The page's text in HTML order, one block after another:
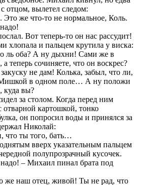
отцом, вылетел следом:
Это же что-то не нормальное, Коль.
Вот теперь-то он нас рассудит!
хлопала и пальцем крутила у виска:
ль оба? А ну дыхни! Сами же в
теперь сочиняете, что он воскрес?
не дам! Колька, забыл, что ли,
Мишкой в одном поле… А ну положи
куда вы?
за столом. Когда перед ним
отварной картошкой, тонко
он попросил воды и принялся за
Николай:
что ты того, бать…
вверх указательным пальцем
полупрозрачный кусочек.
– Михаил пинал брата под
же наш отец, живой! Ты не рад, что